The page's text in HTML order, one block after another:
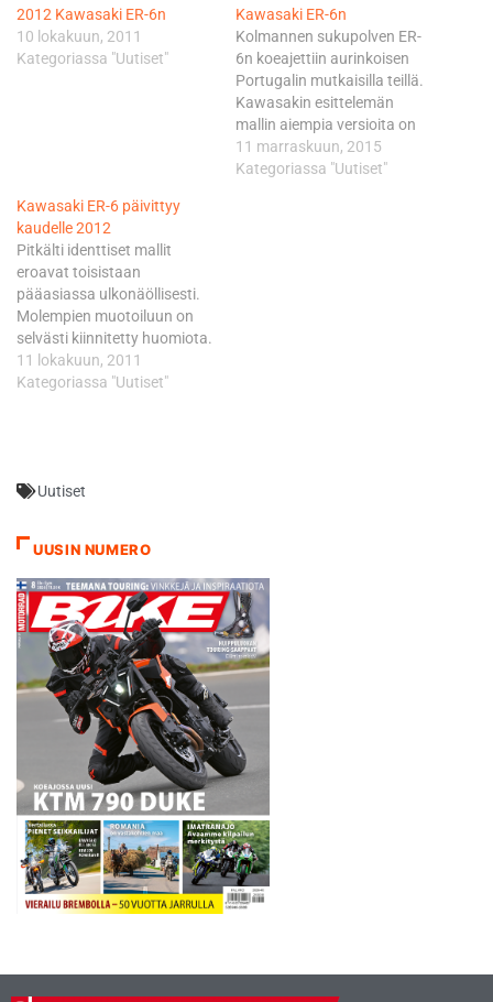
2012 Kawasaki ER-6n
10 lokakuun, 2011
Kategoriassa "Uutiset"
Kawasaki ER-6n
Kolmannen sukupolven ER-
6n koeajettiin aurinkoisen
Portugalin mutkaisilla teillä.
Kawasakin esittelemän
mallin aiempia versioita on
myyty yli 60 000 kappaletta
ja ER-6 on ollut viisi vuotta
11 marraskuun, 2015
Kategoriassa "Uutiset"
Kawasaki ER-6 päivittyy
kaudelle 2012
Pitkälti identtiset mallit
eroavat toisistaan
pääasiassa ulkonäöllisesti.
Molempien muotoiluun on
selvästi kiinnitetty huomiota.
Katettu versio ER-6f on
saanut uuden ZX-R -mallien
Z-sarjan malleista. ER-6 on
kuin ulkonäöllisesti. 649-
kuutioisesta
kaksisylinterisestä
moottorista on puristettu
lisää potkua ala- ja
keskialueelle,…
11 lokakuun, 2011
Kategoriassa "Uutiset"
Uutiset
UUSIN NUMERO